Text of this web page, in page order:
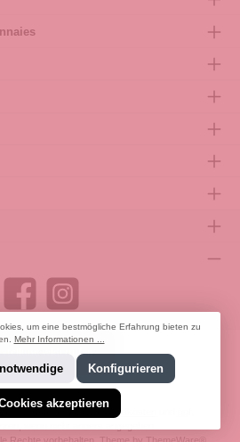
widerrufen
zzgl. Versandkosten
um eine bestmögliche Erfahrung bieten zu
Mehr Informationen ...
Konfigurieren
akzeptieren